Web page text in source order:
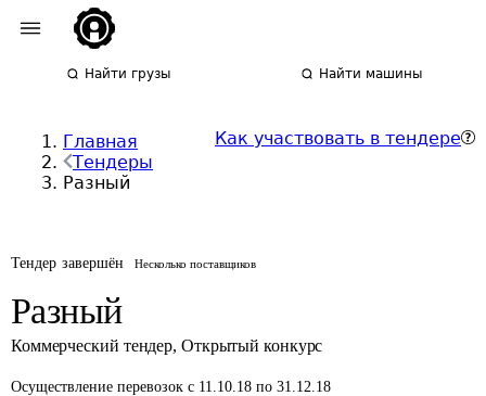
Найти грузы Найти машины
Главная
Тендеры
Разный
Как участвовать в тендере
Тендер завершён Несколько поставщиков
Разный
Коммерческий тендер, Открытый конкурс
Осуществление перевозок с 11.10.18 по 31.12.18